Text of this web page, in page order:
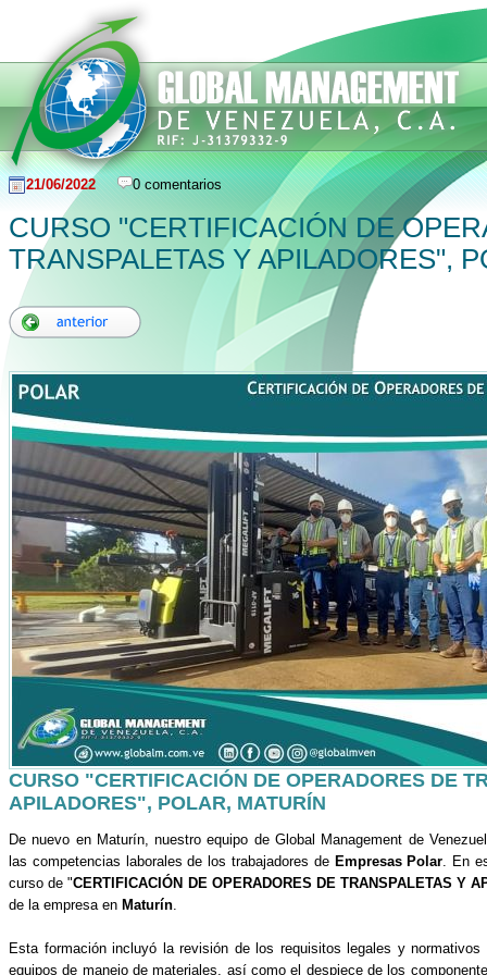
21/06/2022 0 comentarios
CURSO "CERTIFICACIÓN DE
TRANSPALETAS Y APILADORES",
CURSO "CERTIFICACIÓN DE OPERADORES DE
APILADORES", POLAR, MATURÍN
De nuevo en Maturín, nuestro equipo de Global Management de
las competencias laborales de los trabajadores de Empresas Polar . En
curso de "CERTIFICACIÓN DE OPERADORES DE TRANSPALETAS Y
de la empresa en Maturín
Esta formación incluyó la revisión de los requisitos legales y
equipos de manejo de materiales, así como el despiece de los